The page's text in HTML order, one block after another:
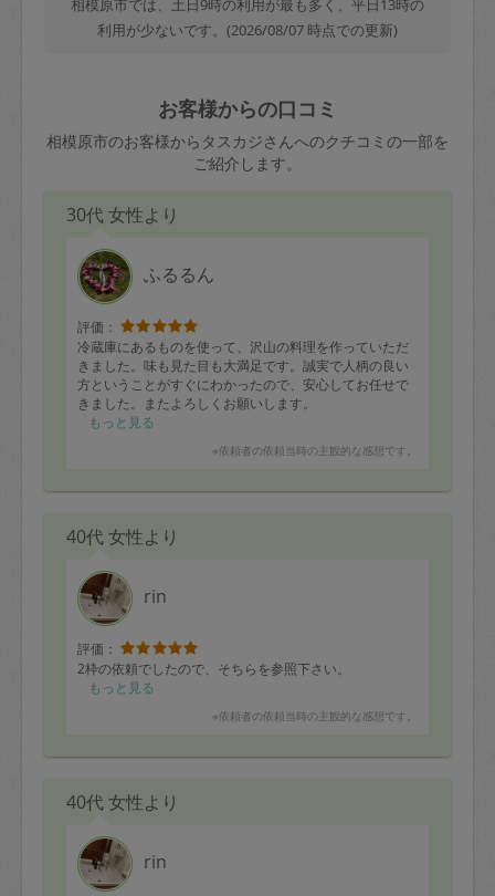
相模原市では、土日9時の利用が最も多く、平日13時の
利用が少ないです。(2026/08/07 時点での更新)
お客様からの口コミ
相模原市のお客様からタスカジさんへのクチコミの一部を
ご紹介します。
30代 女性より
ふるるん
評価：
冷蔵庫にあるものを使って、沢山の料理を作っていただ
きました。味も見た目も大満足です。誠実で人柄の良い
方ということがすぐにわかったので、安心してお任せで
きました。またよろしくお願いします。
もっと見る
※依頼者の依頼当時の主観的な感想です。
40代 女性より
rin
評価：
2枠の依頼でしたので、そちらを参照下さい。
もっと見る
※依頼者の依頼当時の主観的な感想です。
40代 女性より
rin